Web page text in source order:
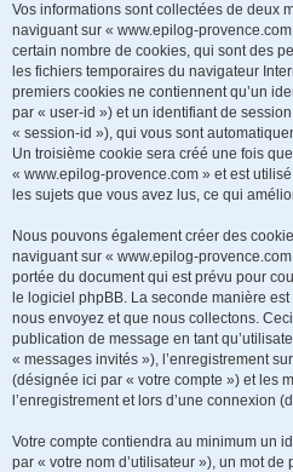
Vos informations sont collectées de deux
naviguant sur « www.epilog-
certain nombre de cookies, qui sont des
les fichiers temporaires du navigateur
premiers cookies ne contiennent qu’un
par « user-id ») et un identifiant de
« session-id »), qui vous sont
Un troisième cookie sera créé une fois
« www.epilog-provence.com » et est
les sujets que vous avez lus, ce qui
Nous pouvons également créer des
naviguant sur « www.epilog-
portée du document qui est prévu pour
le logiciel phpBB. La seconde manière
nous envoyez et que nous collectons.
publication de message en tant
« messages invités »), l’enregistrement
(désignée ici par « votre compte ») et les
l’enregistrement et lors d’une connexion
Votre compte contiendra au minimum un
par « votre nom d’utilisateur »), un mot